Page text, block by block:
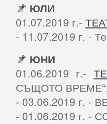
ЮЛИ
01.07.2019 г.-
- 11.07.2019 г. -
ЮНИ
01.06.2019 г.-
СЪЩОТО ВРЕМЕ“:
- 03.06.2019 г. -
- 01.06.2019 г. -